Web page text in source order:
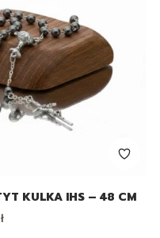
KULKA IHS – 48 CM